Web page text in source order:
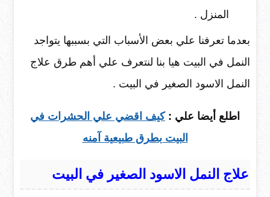
المنزل .
بعدما تعرفنا علي بعض الأسباب التي بسببها يتواجد
النمل في البيت هيا بنا لنتعرف علي أهم طرق علاج
النمل الاسود الصغير في البيت .
اطلع أيضا علي :كيف اقضي علي الحشرات في
البيت بطرق طبيعية آمنه
علاج النمل الاسود الصغير في البيت